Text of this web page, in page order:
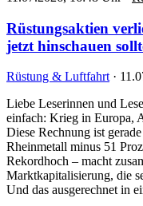
Rüstungsaktien
jetzt hinschauen
Rüstung & Luftfahrt ·
Liebe Leserinnen und
einfach: Krieg in Europa,
Diese Rechnung ist
Rheinmetall minus 51
Rekordhoch – macht
Marktkapitalisierung, die
Und das ausgerechnet in